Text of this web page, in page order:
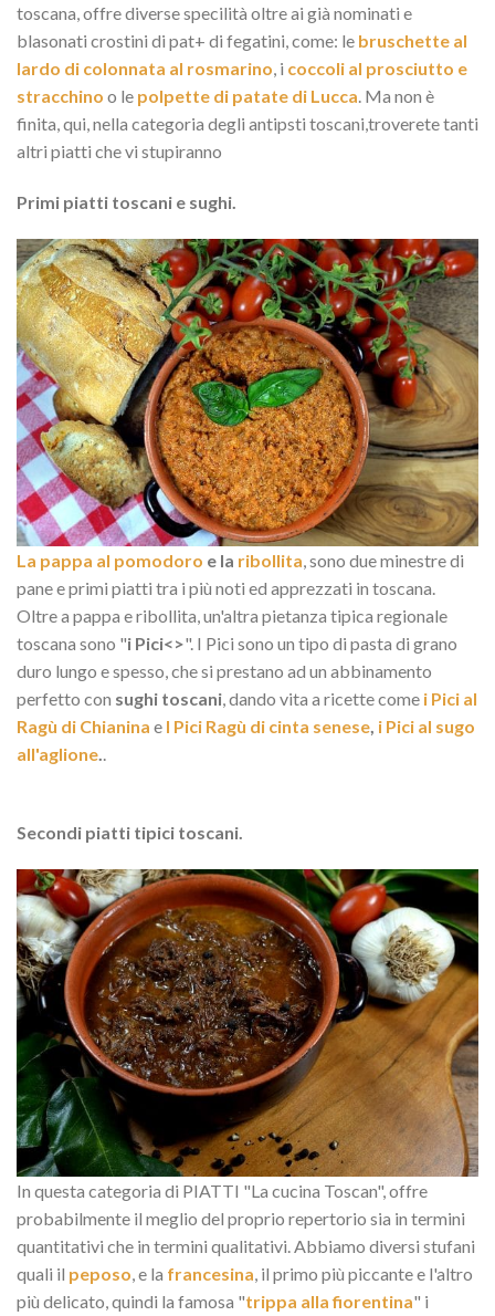
toscana, offre diverse specilità oltre ai già nominati e
blasonati crostini di pat+ di fegatini, come: le bruschette al
lardo di colonnata al rosmarino, i coccoli al prosciutto e
stracchino o le polpette di patate di Lucca. Ma non è
finita, qui, nella categoria degli antipsti toscani,troverete tanti
altri piatti che vi stupiranno
Primi piatti toscani e sughi.
La pappa al pomodoro e la ribollita, sono due minestre di
pane e primi piatti tra i più noti ed apprezzati in toscana.
Oltre a pappa e ribollita, un'altra pietanza tipica regionale
toscana sono "i Pici<>". I Pici sono un tipo di pasta di grano
duro lungo e spesso, che si prestano ad un abbinamento
perfetto con sughi toscani, dando vita a ricette come i Pici al
Ragù di Chianina e I Pici Ragù di cinta senese, i Pici al sugo
all'aglione..
Secondi piatti tipici toscani.
In questa categoria di PIATTI "La cucina Toscan", offre
probabilmente il meglio del proprio repertorio sia in termini
quantitativi che in termini qualitativi. Abbiamo diversi stufani
quali il peposo, e la francesina, il primo più piccante e l'altro
più delicato, quindi la famosa "trippa alla fiorentina" i